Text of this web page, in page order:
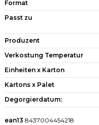
Format
Passt zu
Produzent
Verkostung Temperatur
Einheiten x Karton
Kartons x Palet
Degorgierdatum:
ean13 8437004454218